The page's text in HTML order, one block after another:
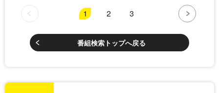
1 2 3
番組検索トップへ戻る